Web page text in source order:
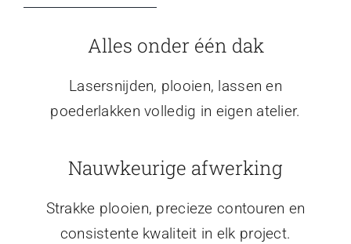
Alles onder één dak
Lasersnijden, plooien, lassen en
poederlakken volledig in eigen atelier.
Nauwkeurige afwerking
Strakke plooien, precieze contouren en
consistente kwaliteit in elk project.